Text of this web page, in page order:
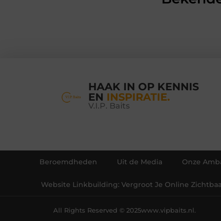
HAAK IN OP KENNIS
EN INSPIRATIE.
V.I.P. Baits
Beroemdheden Uit de Media Onze
Website Linkbuilding: Vergroot Je Online
All Rights Reserved © 2025www.vipbaits.nl.